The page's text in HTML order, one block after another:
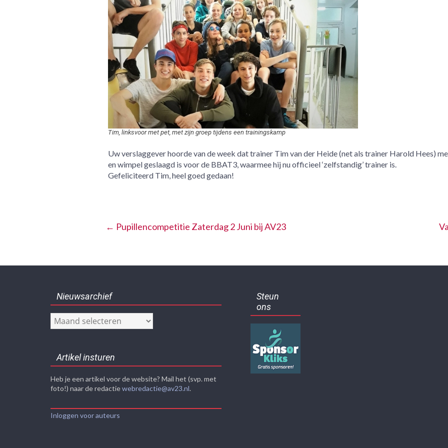
Tim, linksvoor met pet, met zijn groep tijdens een trainingskamp
Uw verslaggever hoorde van de week dat trainer Tim van der Heide (net als trainer Harold Hees)
en wimpel geslaagd is voor de BBAT3, waarmee hij nu officieel ‘zelfstandig’ trainer is.
Gefeliciteerd Tim, heel goed gedaan!
← Pupillencompetitie Zaterdag 2 Juni bij AV23
Nieuwsarchief
Nieuwsarchief
Artikel insturen
Heb je een artikel voor de website? Mail het (svp. met
foto!) naar de redactiewebredactie@av23.nl.
Inloggen voor auteurs
Steun
ons